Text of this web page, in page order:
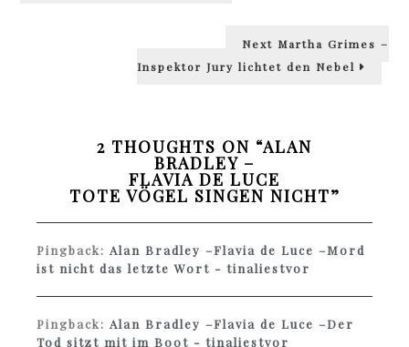
Next Next
Martha Grimes –
Inspektor Jury lichtet den Nebel
2 THOUGHTS ON “ALAN
BRADLEY –
FLAVIA DE LUCE
TOTE VÖGEL SINGEN NICHT”
Pingback:Alan Bradley –Flavia de Luce –Mord
ist nicht das letzte Wort - tinaliestvor
Pingback:Alan Bradley –Flavia de Luce –Der
Tod sitzt mit im Boot - tinaliestvor